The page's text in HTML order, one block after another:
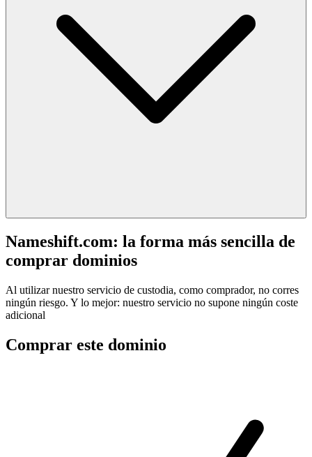
Nameshift.com: la forma más sencilla de
comprar dominios
Al utilizar nuestro servicio de custodia, como comprador, no corres
ningún riesgo. Y lo mejor: nuestro servicio no supone ningún coste
adicional
Comprar este dominio